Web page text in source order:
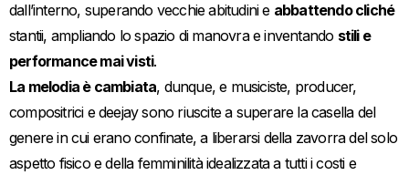
dall’interno, superando vecchie abitudini e abbattendo cliché
stantii, ampliando lo spazio di manovra e inventando stili e
performance mai visti.
La melodia è cambiata, dunque, e musiciste, producer,
compositrici e deejay sono riuscite a superare la casella del
genere in cui erano confinate, a liberarsi della zavorra del solo
aspetto fisico e della femminilità idealizzata a tutti i costi e